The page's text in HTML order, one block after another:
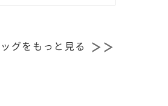
グをもっと見る